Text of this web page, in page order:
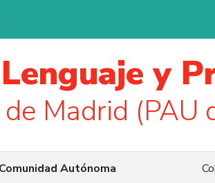
Lenguaje y
Madrid (PAU
Comunidad Autónoma